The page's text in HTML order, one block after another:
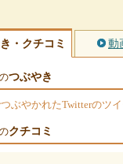
・クチコミ 動
つぶやき
ぶやかれたTwitterのツイ
クチコミ